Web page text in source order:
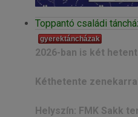
Toppantó családi
gyerektáncházak
2026-ban is két
Kéthetente
Helyszín: FMK Sakk